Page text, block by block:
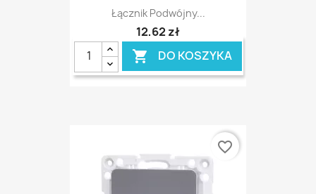
Łącznik Podwójny...
12,62 zł
 DO KOSZYKA
favorite_border